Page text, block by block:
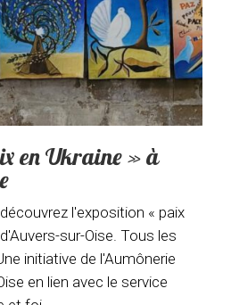
en Ukraine » à
l'exposition « paix
sur-Oise. Tous les
initiative de l'Aumônerie
en lien avec le service